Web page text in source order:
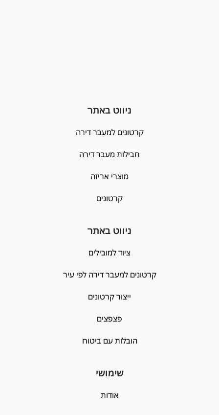
ניווט באתר
קרטונים למעבר דירה
חבילות מעבר דירה
מוצרי אריזה
קרטונים
ניווט באתר
ציוד למובילים
קרטונים למעבר דירה לפי עיר
ייצור קרטונים
פצפצים
הובלות עם ביטוח
שימושי
אודות